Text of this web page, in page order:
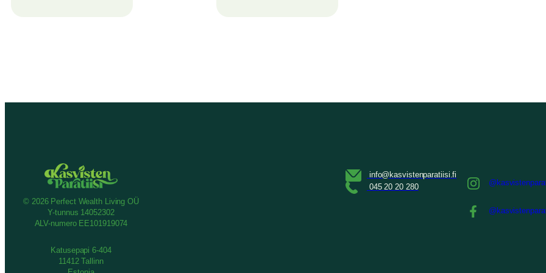
© 2026 Perfect Wealth Living OÜ
Y-tunnus 14052302
ALV-numero EE101919074
Katusepapi 6-404
11412 Tallinn